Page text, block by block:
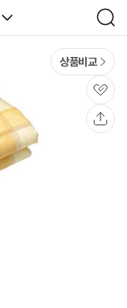
검
색
상품비교
관
심